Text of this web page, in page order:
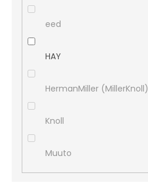
eed
HAY
HermanMiller (MillerKnoll)
Knoll
Muuto